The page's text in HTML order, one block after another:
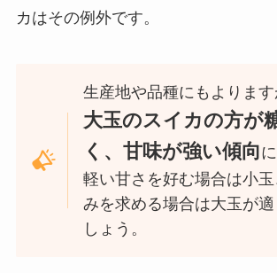
カはその例外です。
生産地や品種にもよります
大玉のスイカの方が
く、甘味が強い傾向
軽い甘さを好む場合は小
みを求める場合は大玉が
しょう。